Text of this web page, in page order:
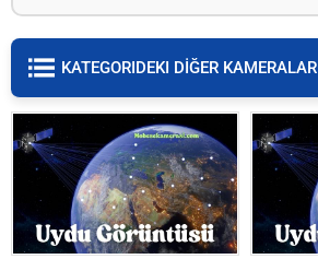
KATEGORIDEKI DİĞER KAMERALAR